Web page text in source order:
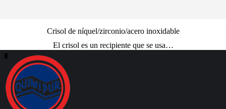
Crisol de níquel/zirconio/acero inoxidable
El crisol es un recipiente que se usa…